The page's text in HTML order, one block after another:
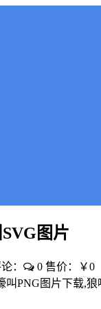
图片
： 0 售价：￥0
叫PNG图片下载,狼